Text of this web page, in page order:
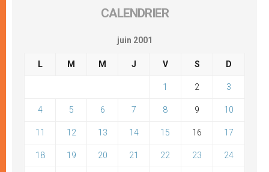
CALENDRIER
juin 2001
L M M J V S D
1 2 3
4 5 6 7 8 9 10
11 12 13 14 15 16 17
18 19 20 21 22 23 24